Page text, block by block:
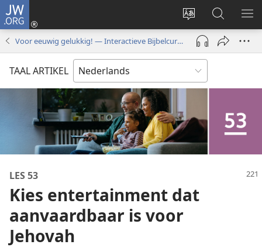
JW.ORG
Taal
site
wijzigen
Inloggen
(opent
nieuw
venster)
Zoeken
op
JW.ORG
Voor eeuwig gelukkig! — Interactieve Bijbelcursus
TAAL ARTIKEL
LES 53
Kies entertainment dat
aanvaardbaar is voor
Jehovah